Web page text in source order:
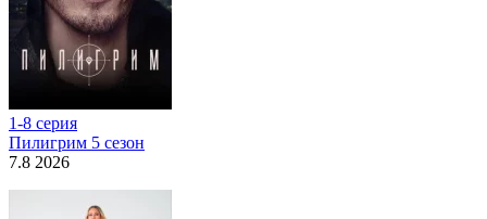
1-8 серия
Пилигрим 5 сезон
7.8 2026